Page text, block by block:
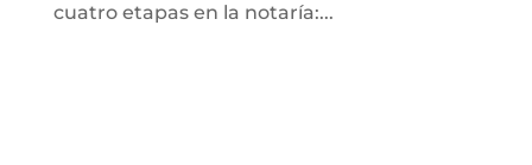
cuatro etapas en la notaría:...